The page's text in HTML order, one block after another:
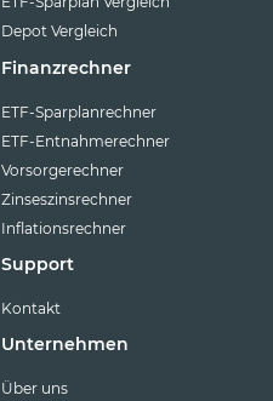
Depot Vergleich
Finanzrechner
ETF-Sparplanrechner
ETF-Entnahmerechner
Vorsorgerechner
Zinseszinsrechner
Inflationsrechner
Support
Kontakt
Unternehmen
Über uns